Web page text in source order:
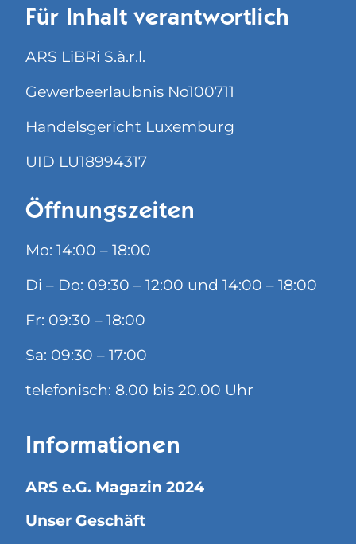
Für Inhalt verantwortlich
ARS LiBRi S.à.r.l.
Gewerbeerlaubnis No100711
Handelsgericht Luxemburg
UID LU18994317
Öffnungszeiten
Mo: 14:00 – 18:00
Di – Do: 09:30 – 12:00 und 14:00 – 18:00
Fr: 09:30 – 18:00
Sa: 09:30 – 17:00
telefonisch: 8.00 bis 20.00 Uhr
Informationen
ARS e.G. Magazin 2024
Unser Geschäft